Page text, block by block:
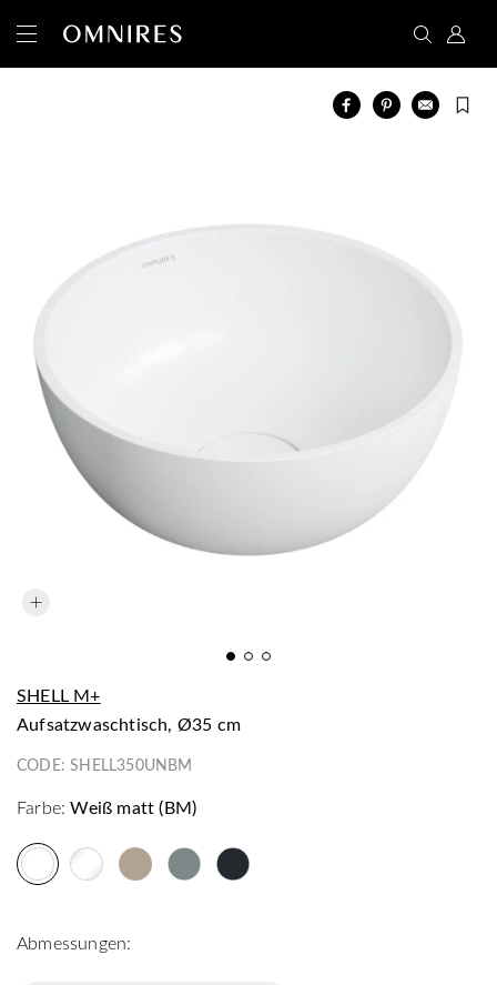
SHELL M+
Aufsatzwaschtisch, Ø35 cm
CODE:SHELL350UNBM
Farbe: Weiß matt (BM)
Abmessungen: